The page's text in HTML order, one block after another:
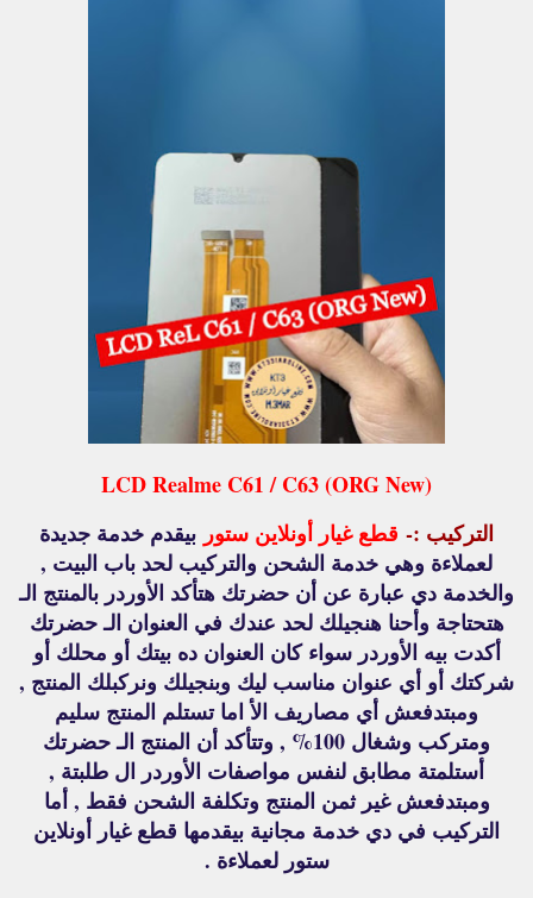
LCD Realme C61 / C63 (ORG New)
التركيب :- قطع غيار أونلاين ستور بيقدم خدمة جديدة
لعملاءة وهي خدمة الشحن والتركيب لحد باب البيت ,
والخدمة دي عبارة عن أن حضرتك هتأكد الأوردر بالمنتج الـ
هتحتاجة وأحنا هنجيلك لحد عندك في العنوان الـ حضرتك
أكدت بيه الأوردر سواء كان العنوان ده بيتك أو محلك أو
شركتك أو أي عنوان مناسب ليك وبنجيلك ونركبلك المنتج ,
ومبتدفعش أي مصاريف الأ اما تستلم المنتج سليم
ومتركب وشغال 100% , وتتأكد أن المنتج الـ حضرتك
أستلمتة مطابق لنفس مواصفات الأوردر ال طلبتة ,
ومبتدفعش غير ثمن المنتج وتكلفة الشحن فقط , أما
التركيب في دي خدمة مجانية بيقدمها قطع غيار أونلاين
ستور لعملاءة .